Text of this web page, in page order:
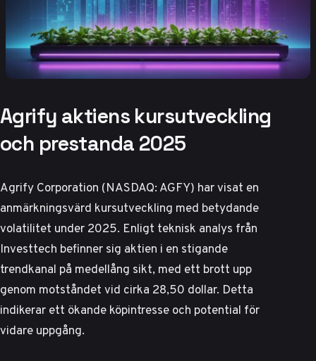
Agrify aktiens kursutveckling
och prestanda 2025
Agrify Corporation (NASDAQ: AGFY) har visat en
anmärkningsvärd kursutveckling med betydande
volatilitet under 2025. Enligt teknisk analys från
Investtech befinner sig aktien i en stigande
trendkanal på medellång sikt, med ett brott upp
genom motståndet vid cirka 28,50 dollar. Detta
indikerar ett ökande köpintresse och potential för
vidare uppgång.